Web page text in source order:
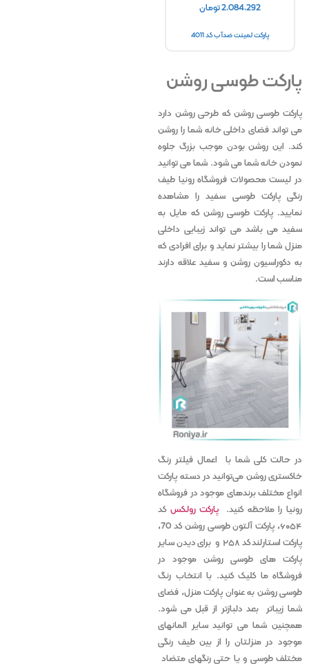
2,084,292تومان
پارکت لمینت ضدآب کد 4011
پارکت طوسی روشن
پارکت طوسی روشن که طرحی روشن دارد
می تواند فضای داخلی خانه شما را روشن
کند. این روشن بودن موجب بزرگ جلوه
نمودن خانه شما می شود. شما می توانید
در لیست محصولات فروشگاه رونیا طیف
رنگی پارکت طوسی سفید را مشاهده
نمایید. پارکت طوسی روشن که مایل به
سفید می باشد می تواند زیبایی داخلی
منزل شما را بیشتر نماید و برای افرادی که
به دکوراسیون روشن و سفید علاقه دارند
مناسب است.
در حالت کلی شما با اعمال فیلتر رنگ
خاکستری روشن می‌توانید در دسته پارکت
انواع مختلف برندهای موجود در فروشگاه
رونیا را ملاحظه کنید. پارکت رولکس کد
۶۰۵۴، پارکت آلتون طوسی روشن کد 70،
پارکت استارلند کد ۲۵۸ و برای دیدن سایر
پارکت های طوسی روشن موجود در
فروشگاه ما کلیک کنید. با انتخاب رنگ
طوسی روشن به عنوان پارکت منزل، فضای
شما زیباتر بعد دلبازتر از قبل می شود.
همچنین شما می توانید سایر المانهای
موجود در منزلتان را از بین طیف رنگی
مختلف طوسی و یا حتی رنگهای متضاد